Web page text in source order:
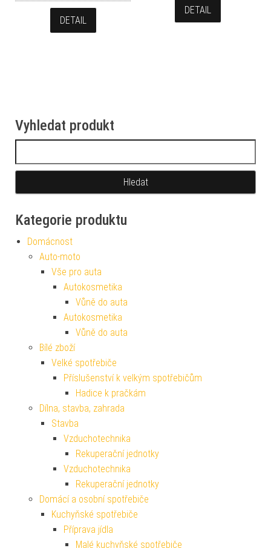
DETAIL
DETAIL
Vyhledat produkt
Kategorie produktu
Domácnost
Auto-moto
Vše pro auta
Autokosmetika
Vůně do auta
Autokosmetika
Vůně do auta
Bílé zboží
Velké spotřebiče
Příslušenství k velkým spotřebičům
Hadice k pračkám
Dílna, stavba, zahrada
Stavba
Vzduchotechnika
Rekuperační jednotky
Vzduchotechnika
Rekuperační jednotky
Domácí a osobní spotřebiče
Kuchyňské spotřebiče
Příprava jídla
Malé kuchyňské spotřebiče